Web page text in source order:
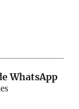
WhatsApp